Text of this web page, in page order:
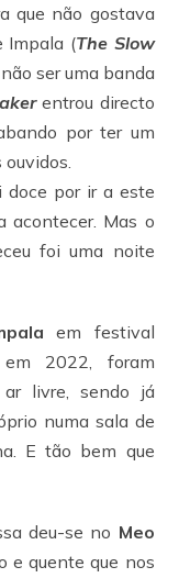
que não gostava
Impala (The Slow
ser uma banda
entrou directo
por ter um
doce por ir a este
acontecer. Mas o
foi uma noite
em festival
2022, foram
livre, sendo já
numa sala de
E tão bem que
deu-se no Meo
e quente que nos